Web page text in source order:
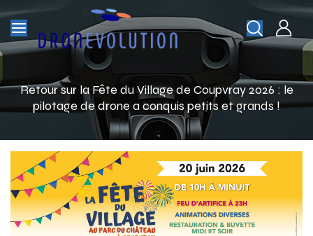
Retour sur la Fête du Village de Coupvray 2026 : le
pilotage de drone a conquis petits et grands !